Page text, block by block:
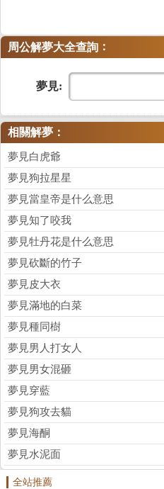
周公解夢大全查詢 ：
夢見:
相關解夢：
夢見白虎爺
夢見狗拉星星
夢見當皇帝是什么意思
夢見知了咬我
夢見牡丹花是什么意思
夢見砍斷的竹子
夢見皮大衣
夢見滿地的白菜
夢見種同樹
夢見男人打女人
夢見男女混砸
夢見穿藍
夢見狗攻去貓
夢見海酮
夢見水泥面
全站推薦